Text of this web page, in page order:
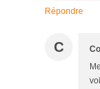
Répondre
C